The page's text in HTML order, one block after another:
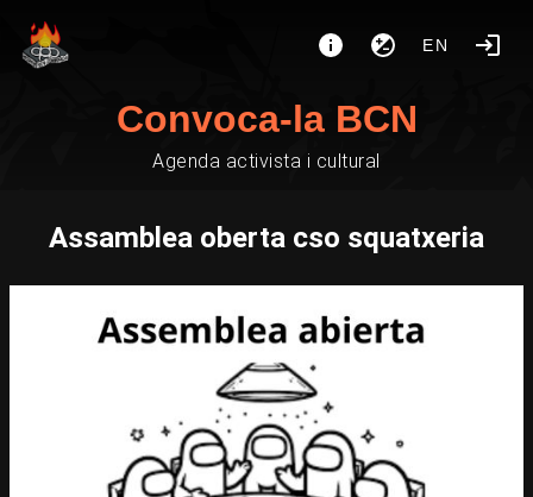
EN
Convoca-la BCN
Agenda activista i cultural
Assamblea oberta cso squatxeria